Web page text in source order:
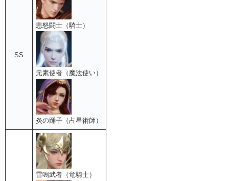
SS
恚怒闘士（騎士）
元素使者（魔法使い）
炎の踊子（占星術師）
雷鳴武者（竜騎士）